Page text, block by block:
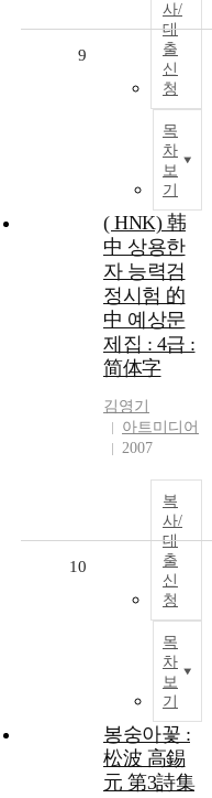
사/
대
출
신
청
목
차
보
기
9
( HNK) 韩
中 상용한
자 능력검
정시험 的
中 예상문
제집 : 4급 :
简体字
김영기
아트미디어
2007
복
사/
대
출
신
청
목
차
보
기
10
봉숭아꽃 :
松波 高錫
元 第3詩集